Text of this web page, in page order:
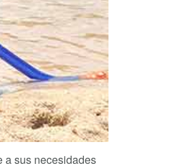
a sus necesidades